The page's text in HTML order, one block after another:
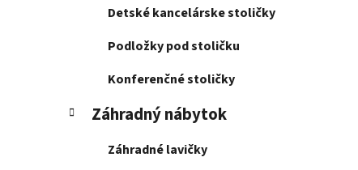
Detské kancelárske stoličky
Podložky pod stoličku
Konferenčné stoličky
Záhradný nábytok
Záhradné lavičky